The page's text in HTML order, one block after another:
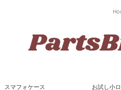
スマフォケース お試し小